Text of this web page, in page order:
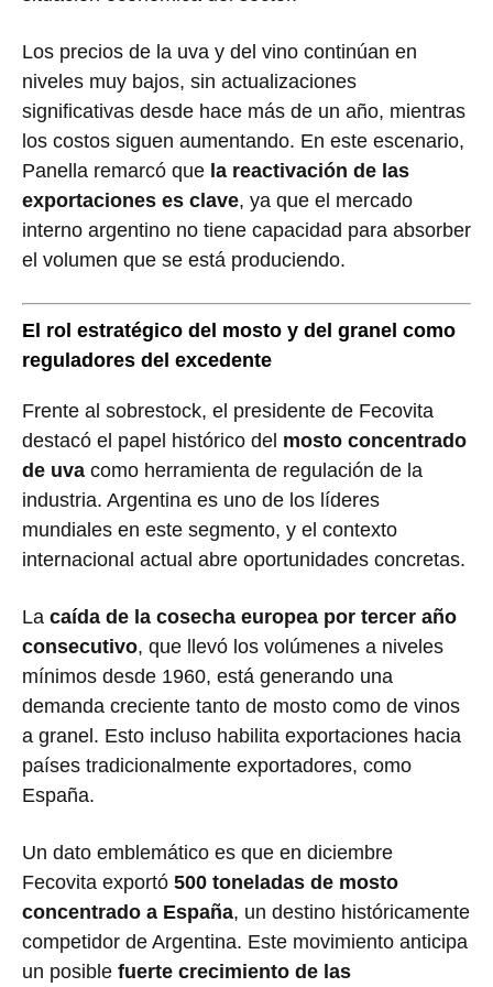
Los precios de la uva y del vino continúan en
niveles muy bajos, sin actualizaciones
significativas desde hace más de un año, mientras
los costos siguen aumentando. En este escenario,
Panella remarcó que la reactivación de las
exportaciones es clave, ya que el mercado
interno argentino no tiene capacidad para absorber
el volumen que se está produciendo.
El rol estratégico del mosto y del granel como
reguladores del excedente
Frente al sobrestock, el presidente de Fecovita
destacó el papel histórico del mosto concentrado
de uva como herramienta de regulación de la
industria. Argentina es uno de los líderes
mundiales en este segmento, y el contexto
internacional actual abre oportunidades concretas.
La caída de la cosecha europea por tercer año
consecutivo, que llevó los volúmenes a niveles
mínimos desde 1960, está generando una
demanda creciente tanto de mosto como de vinos
a granel. Esto incluso habilita exportaciones hacia
países tradicionalmente exportadores, como
España.
Un dato emblemático es que en diciembre
Fecovita exportó 500 toneladas de mosto
concentrado a España, un destino históricamente
competidor de Argentina. Este movimiento anticipa
un posible fuerte crecimiento de las